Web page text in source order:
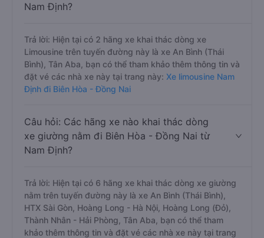
Nam Định?
Trả lời: Hiện tại có 2 hãng xe khai thác dòng xe
Limousine trên tuyến đường này là xe An Bình (Thái
Bình), Tân Aba, bạn có thể tham khảo thêm thông tin và
đặt vé các nhà xe này tại trang này: Xe limousine Nam
Định đi Biên Hòa - Đồng Nai
Câu hỏi: Các hãng xe nào khai thác dòng
xe giường nằm đi Biên Hòa - Đồng Nai từ
Nam Định?
Trả lời: Hiện tại có 6 hãng xe khai thác dòng xe giường
nằm trên tuyến đường này là xe An Bình (Thái Bình),
HTX Sài Gòn, Hoàng Long - Hà Nội, Hoàng Long (Đỏ),
Thành Nhân - Hải Phòng, Tân Aba, bạn có thể tham
khảo thêm thông tin và đặt vé các nhà xe này tại trang